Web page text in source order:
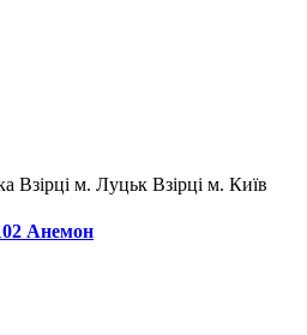
Взірці м. Луцьк Взірці м. Київ
Анемон